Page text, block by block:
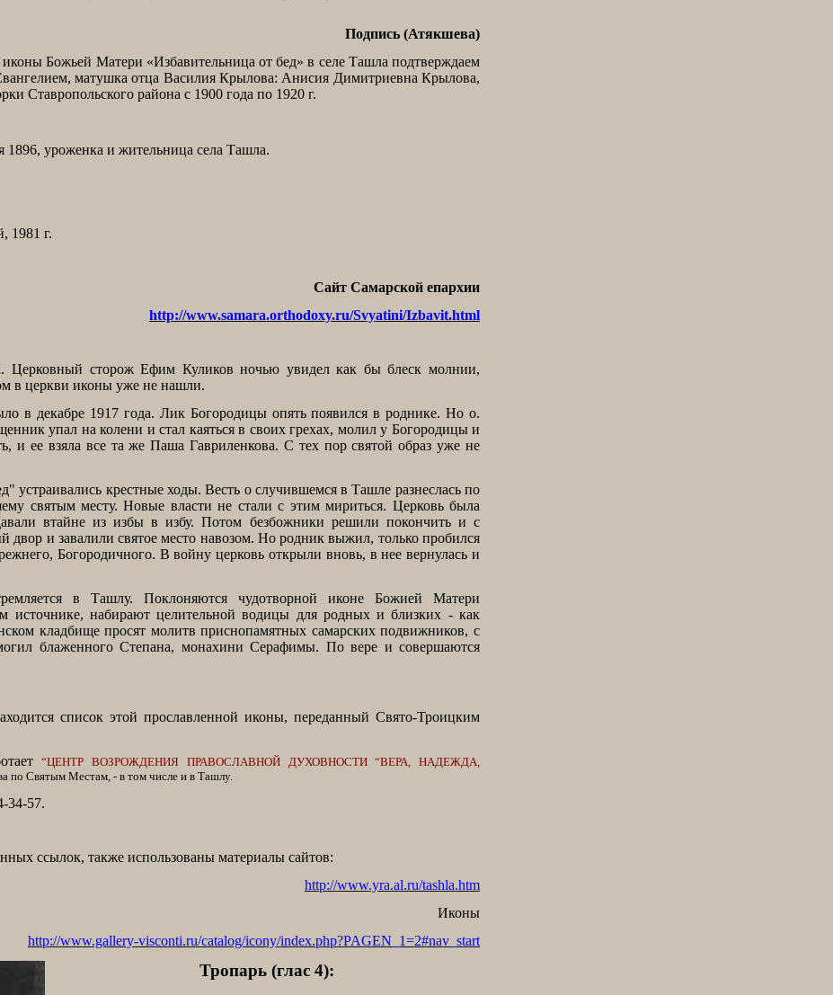
Подпись (Атякшева)
Божьей Матери «Избавительница от бед» в селе Ташла подтверждаем
матушка отца Василия Крылова: Анисия Димитриевна Крылова,
Ставропольского района с 1900 года по 1920 г.
уроженка и жительница села Ташла.
1981 г.
Сайт Самарской епархии
http://www.samara.orthodoxy.ru/Svyatini/Izbavit.html
Церковный сторож Ефим Куликов ночью увидел как бы блеск молнии,
в церкви иконы уже не нашли.
в декабре 1917 года. Лик Богородицы опять появился в роднике. Но о.
упал на колени и стал каяться в своих грехах, молил у Богородицы и
и ее взяла все та же Паша Гавриленкова. С тех пор святой образ уже не
устраивались крестные ходы. Весть о случившемся в Ташле разнеслась по
святым месту. Новые власти не стали с этим мириться. Церковь была
втайне из избы в избу. Потом безбожники решили покончить и с
двор и завалили святое место навозом. Но родник выжил, только пробился
Богородичного. В войну церковь открыли вновь, в нее вернулась и
в Ташлу. Поклоняются чудотворной иконе Божией Матери
источнике, набирают целительной водицы для родных и близких - как
кладбище просят молитв приснопамятных самарских подвижников, с
блаженного Степана, монахини Серафимы. По вере и совершаются
список этой прославленной иконы, переданный Свято-Троицким
“ЦЕНТР ВОЗРОЖДЕНИЯ ПРАВОСЛАВНОЙ ДУХОВНОСТИ “ВЕРА, НАДЕЖДА,
по Святым Местам, - в том числе и в Ташлу.
34-57.
ссылок, также использованы материалы сайтов:
http://www.yra.al.ru/tashla.htm
Иконы
http://www.gallery-visconti.ru/catalog/icony/index.php?PAGEN_1=2#nav_start
Тропарь (глас 4):